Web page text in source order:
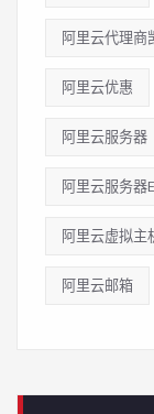
阿里云代理商
阿里云优惠
阿里云服务器
阿里云服务器
阿里云虚拟主
阿里云邮箱